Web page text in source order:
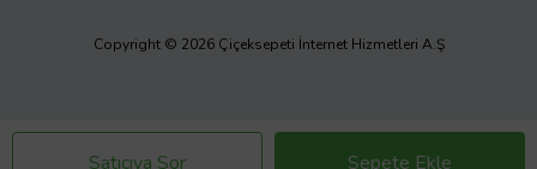
Satıcıya Sor Sepete Ekle
Copyright © 2026 Çiçeksepeti İnternet Hizmetleri A.Ş